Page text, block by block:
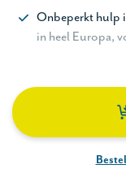
Onbeperkt hulp
in heel Europa,